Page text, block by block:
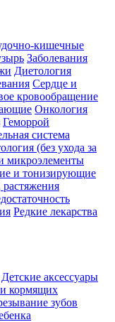
кишечные
Заболевания
Диетология
Сердце и
кровообращение
Онкология
Геморрой
система
(без ухода за
микроэлементы
и тонизирующие
Редкие лекарства
Детские аксессуары
кормящих
зубов